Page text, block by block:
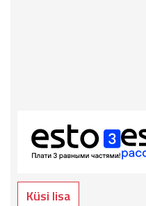
Küsi lisa